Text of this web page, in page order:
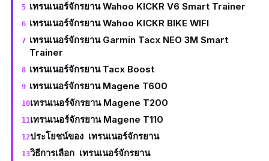
เทรนเนอร์จักรยาน Wahoo KICKR V6 Smart Trainer
เทรนเนอร์จักรยาน Wahoo KICKR BIKE WIFI
เทรนเนอร์จักรยาน Garmin Tacx NEO 3M Smart
Trainer
เทรนเนอร์จักรยาน Tacx Boost
เทรนเนอร์จักรยาน Magene T600
เทรนเนอร์จักรยาน Magene T200
เทรนเนอร์จักรยาน Magene T110
ประโยชน์ของ เทรนเนอร์จักรยาน
วิธีการเลือก เทรนเนอร์จักรยาน